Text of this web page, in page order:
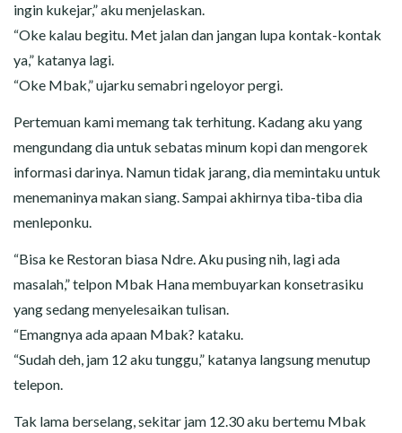
ingin kukejar,” aku menjelaskan.
“Oke kalau begitu. Met jalan dan jangan lupa kontak-kontak
ya,” katanya lagi.
“Oke Mbak,” ujarku semabri ngeloyor pergi.
Pertemuan kami memang tak terhitung. Kadang aku yang
mengundang dia untuk sebatas minum kopi dan mengorek
informasi darinya. Namun tidak jarang, dia memintaku untuk
menemaninya makan siang. Sampai akhirnya tiba-tiba dia
menleponku.
“Bisa ke Restoran biasa Ndre. Aku pusing nih, lagi ada
masalah,” telpon Mbak Hana membuyarkan konsetrasiku
yang sedang menyelesaikan tulisan.
“Emangnya ada apaan Mbak? kataku.
“Sudah deh, jam 12 aku tunggu,” katanya langsung menutup
telepon.
Tak lama berselang, sekitar jam 12.30 aku bertemu Mbak